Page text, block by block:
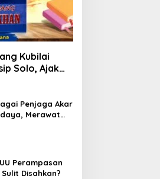
Kubilai
Solo, Ajak
Leluhur
Penjaga Akar
Merawat
Perampasan
Disahkan?